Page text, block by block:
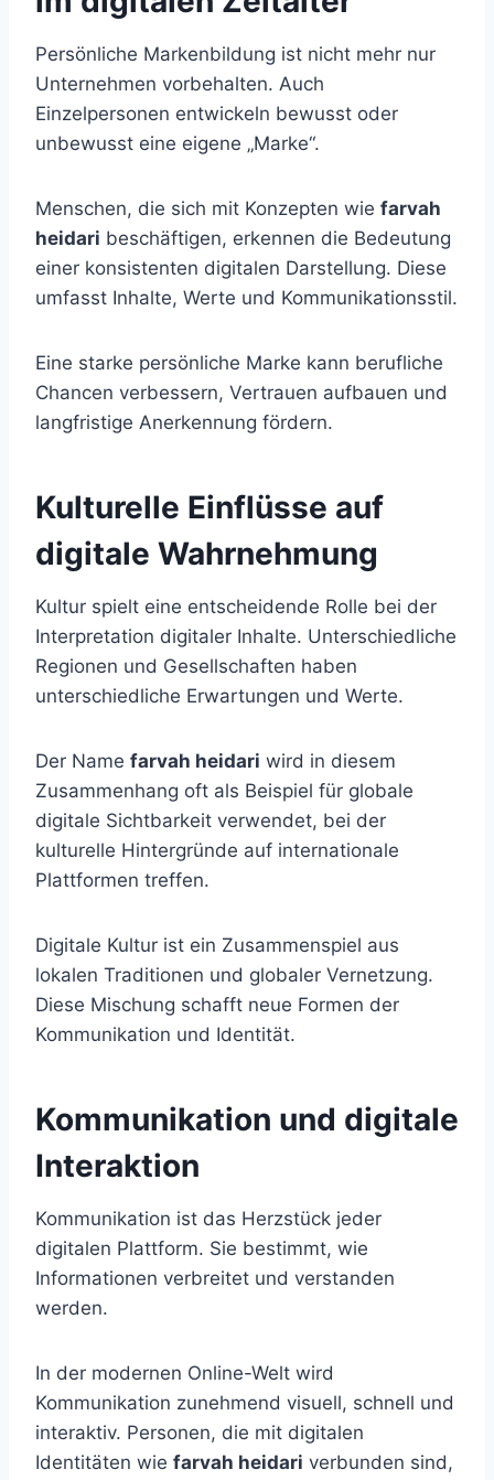
Persönliche Markenbildung ist nicht mehr nur
Unternehmen vorbehalten. Auch
Einzelpersonen entwickeln bewusst oder
unbewusst eine eigene „Marke“.
Menschen, die sich mit Konzepten wie farvah
heidari beschäftigen, erkennen die Bedeutung
einer konsistenten digitalen Darstellung. Diese
umfasst Inhalte, Werte und Kommunikationsstil.
Eine starke persönliche Marke kann berufliche
Chancen verbessern, Vertrauen aufbauen und
langfristige Anerkennung fördern.
Kulturelle Einflüsse auf
digitale Wahrnehmung
Kultur spielt eine entscheidende Rolle bei der
Interpretation digitaler Inhalte. Unterschiedliche
Regionen und Gesellschaften haben
unterschiedliche Erwartungen und Werte.
Der Name farvah heidari wird in diesem
Zusammenhang oft als Beispiel für globale
digitale Sichtbarkeit verwendet, bei der
kulturelle Hintergründe auf internationale
Plattformen treffen.
Digitale Kultur ist ein Zusammenspiel aus
lokalen Traditionen und globaler Vernetzung.
Diese Mischung schafft neue Formen der
Kommunikation und Identität.
Kommunikation und digitale
Interaktion
Kommunikation ist das Herzstück jeder
digitalen Plattform. Sie bestimmt, wie
Informationen verbreitet und verstanden
werden.
In der modernen Online-Welt wird
Kommunikation zunehmend visuell, schnell und
interaktiv. Personen, die mit digitalen
Identitäten wie farvah heidari verbunden sind,